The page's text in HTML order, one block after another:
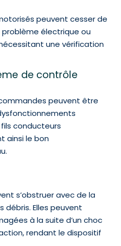
peuvent cesser de
problème électrique ou
une vérification
de contrôle
peuvent être
conducteurs
ainsi le bon
s’obstruer avec de la
débris. Elles peuvent
à la suite d’un choc
rendant le dispositif